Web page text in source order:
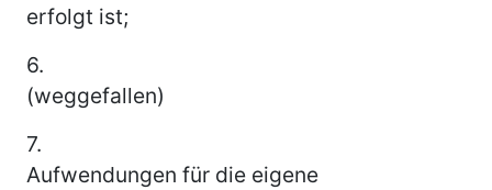
erfolgt ist;
6.
(weggefallen)
7.
Aufwendungen für die eigene